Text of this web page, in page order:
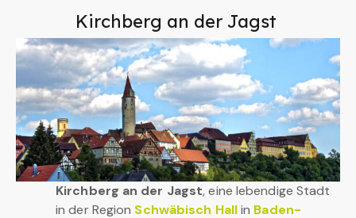
Kirchberg an der Jagst
Kirchberg an der Jagst, eine lebendige Stadt
in der Region Schwäbisch Hallin Baden-